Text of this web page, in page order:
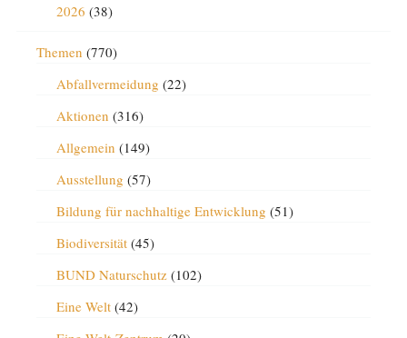
2026 (38)
Themen (770)
Abfallvermeidung (22)
Aktionen (316)
Allgemein (149)
Ausstellung (57)
Bildung für nachhaltige Entwicklung (51)
Biodiversität(45)
BUND Naturschutz(102)
Eine Welt(42)